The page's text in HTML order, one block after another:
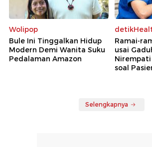
Wolipop
Bule Ini Tinggalkan Hidup
Modern Demi Wanita Suku
Pedalaman Amazon
Ramai-
usai
soal
Selengkapnya